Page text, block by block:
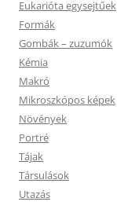
Eukarióta egysejtűek
Formák
Gombák – zuzumók
Kémia
Makró
Mikroszkópos képek
Növények
Portré
Tájak
Társulások
Utazás